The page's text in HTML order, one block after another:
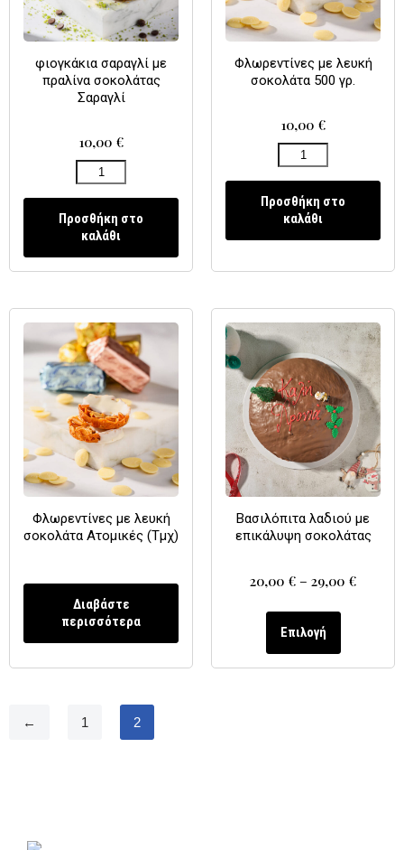
φιογκάκια σαραγλί με
πραλίνα σοκολάτας
Σαραγλί
10,00 €
Προσθήκη στο
καλάθι
Φλωρεντίνες με λευκή
σοκολάτα 500 γρ.
10,00 €
Προσθήκη στο
καλάθι
Φλωρεντίνες με λευκή
σοκολάτα Ατομικές (Τμχ)
Διαβάστε
περισσότερα
Βασιλόπιτα λαδιού με
επικάλυψη σοκολάτας
20,00 € – 29,00 €
Επιλογή
← 1 2